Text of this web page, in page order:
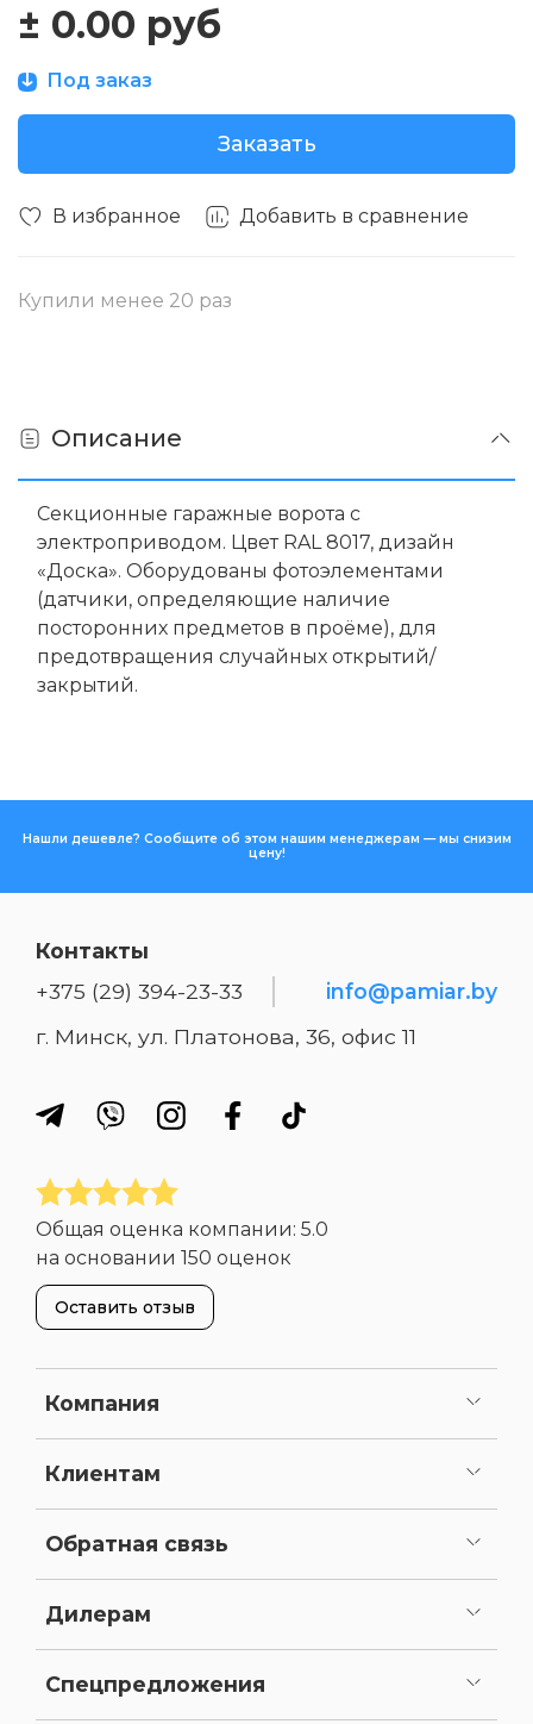
В избранное Добавить в сравнение
Купили менее 20 раз
± 0.00 руб
Под заказ
Заказать
Описание
Секционные гаражные ворота с
электроприводом. Цвет RAL 8017, дизайн
«Доска». Оборудованы фотоэлементами
(датчики, определяющие наличие
посторонних предметов в проёме), для
предотвращения случайных открытий/
закрытий.
Нашли дешевле? Сообщите об этом нашим менеджерам — мы снизим
цену!
Компания
О нас
Портфолио
Вакансии
Сертификаты и лицензии
Реквизиты
Клиентам
Сервисное обслуживание
Как сделать заказ
Оплата
Доставка
Статьи
Карта сайта
Обратная связь
Задать вопрос
Предложить доработку
Дилерам
Как стать нашим дилером
Личный кабинет
Спецпредложения
Контакты
+375 (29) 394-23-33
info@pamiar.by
г. Минск, ул. Платонова, 36, офис 11
Общая оценка компании: 5.0
на основании 150 оценок
Оставить отзыв